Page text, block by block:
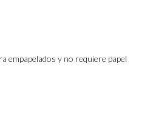
empapelados y no requiere papel